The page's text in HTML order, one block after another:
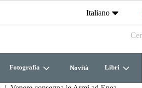
Italiano
Fotografia Novità Libri